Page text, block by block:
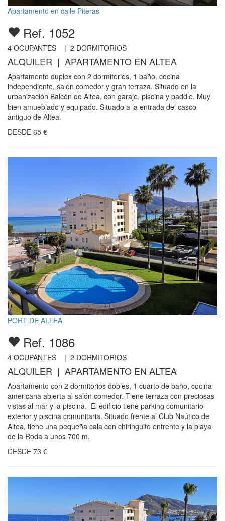
Apartamento en calle Piteras
Ref. 1052
4 OCUPANTES | 2 DORMITORIOS
ALQUILER | APARTAMENTO EN ALTEA
Apartamento duplex con 2 dormitorios, 1 baño, cocina
independiente, salón comedor y gran terraza. Situado en la
urbanización Balcón de Altea, con garaje, piscina y paddle. Muy
bien amueblado y equipado. Situado a la entrada del casco
antiguo de Altea.
DESDE 65 €
PORT DE ALTEA
Ref. 1086
4 OCUPANTES | 2 DORMITORIOS
ALQUILER | APARTAMENTO EN ALTEA
Apartamento con 2 dormitorios dobles, 1 cuarto de baño, cocina
americana abierta al salón comedor. Tiene terraza con preciosas
vistas al mar y la piscina. El edificio tiene parking comunitario
exterior y piscina comunitaria. Situado frente al Club Naútico de
Altea, tiene una pequeña cala con chiringuito enfrente y la playa
de la Roda a unos 700 m.
DESDE 73 €